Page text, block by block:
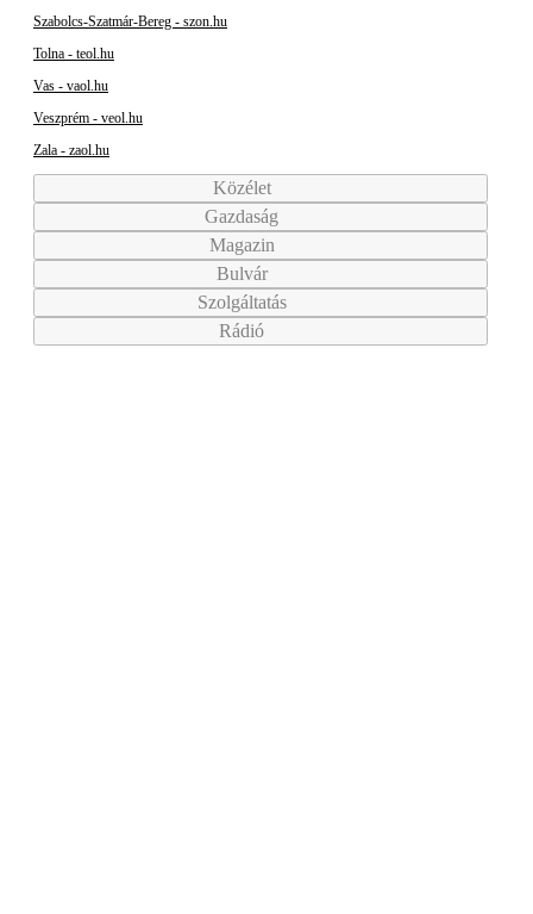
Szabolcs-Szatmár-Bereg - szon.hu
Tolna - teol.hu
Vas - vaol.hu
Veszprém - veol.hu
Zala - zaol.hu
Közélet
Gazdaság
Magazin
Bulvár
Szolgáltatás
Rádió